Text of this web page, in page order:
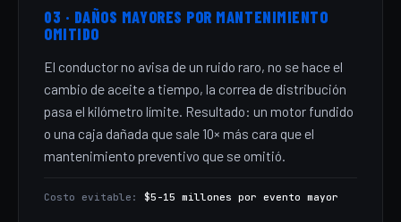
03 · DAÑOS MAYORES POR MANTENIMIENTO
OMITIDO
El conductor no avisa de un ruido raro, no se hace el
cambio de aceite a tiempo, la correa de distribución
pasa el kilómetro límite. Resultado: un motor fundido
o una caja dañada que sale 10× más cara que el
mantenimiento preventivo que se omitió.
Costo evitable: $5-15 millones por evento mayor